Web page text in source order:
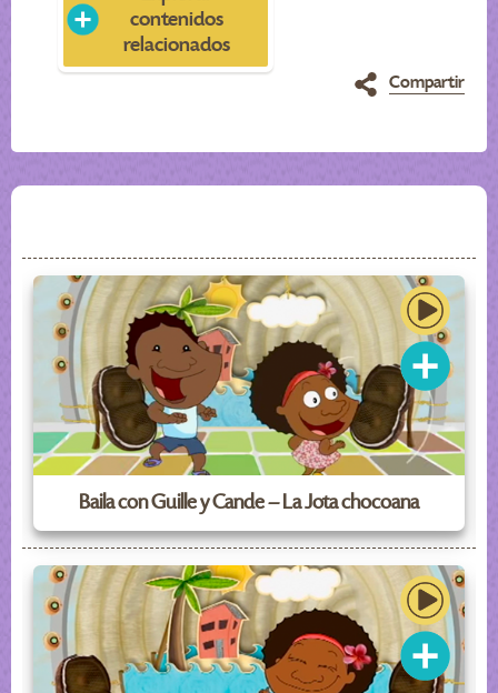
contenidos
relacionados
Compartir
Baila con Guille y Cande – La Jota chocoana